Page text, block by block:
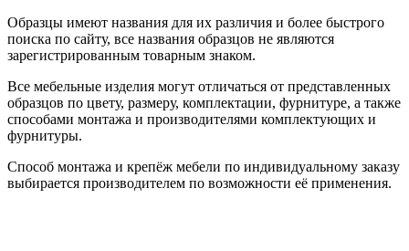
Образцы имеют названия для их различия и более быстрого
поиска по сайту, все названия образцов не являются
зарегистрированным товарным знаком.
Все мебельные изделия могут отличаться от представленных
образцов по цвету, размеру, комплектации, фурнитуре, а также
способами монтажа и производителями комплектующих и
фурнитуры.
Способ монтажа и крепёж мебели по индивидуальному заказу
выбирается производителем по возможности её применения.